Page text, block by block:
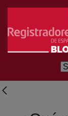
Eduki nagusira